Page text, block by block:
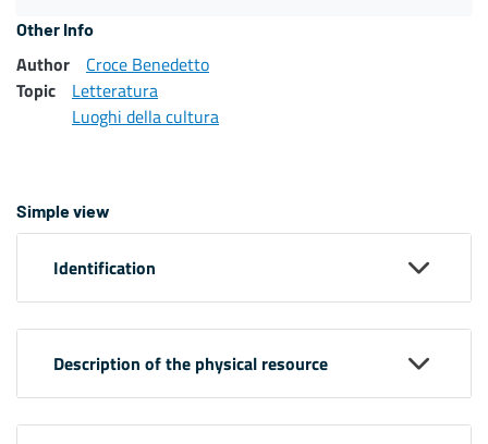
Other Info
Author
Croce Benedetto
Topic
Letteratura
Luoghi della cultura
Simple view
Identification
Description of the physical resource